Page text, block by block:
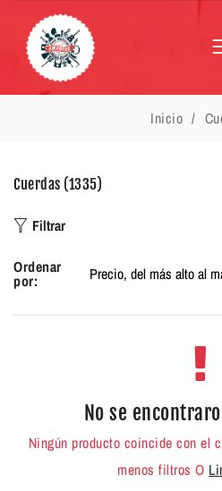
Inicio
Cuerdas (1335)
Filtrar
Ordenar
por:
No se
Ningún producto coincide con el
menos filtros O